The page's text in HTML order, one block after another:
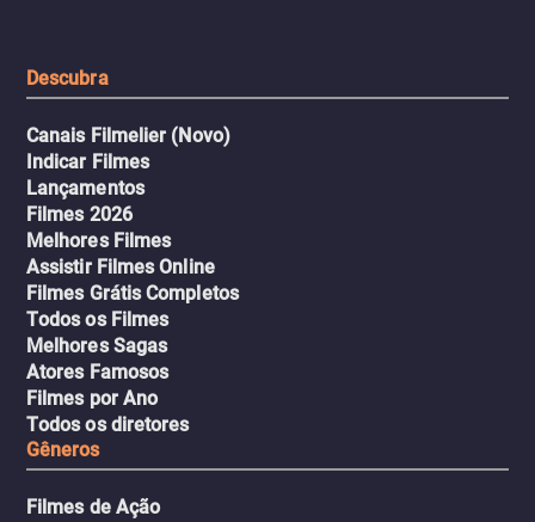
Descubra
Canais Filmelier (Novo)
Indicar Filmes
Lançamentos
Filmes 2026
Melhores Filmes
Assistir Filmes Online
Filmes Grátis Completos
Todos os Filmes
Melhores Sagas
Atores Famosos
Filmes por Ano
Todos os diretores
Gêneros
Filmes de Ação